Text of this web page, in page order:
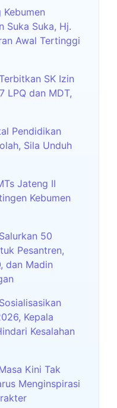
Kebumen
Suka Suka, Hj.
Awal Tertinggi
SK Izin
LPQ dan MDT,
Pendidikan
Sila Unduh
Jateng II
Kebumen
50
Pesantren,
dan Madin
Kepala
Kesalahan
Kini Tak
Menginspirasi